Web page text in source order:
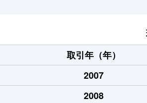
取引年（年）
2007
2008